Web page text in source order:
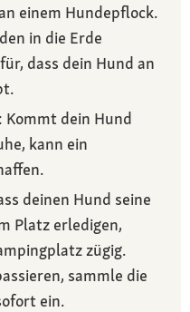
einem Hundepflock.
in die Erde
dass dein Hund an
dein Hund
kann ein
deinen Hund seine
Platz erledigen,
zügig.
sammle die
ein.